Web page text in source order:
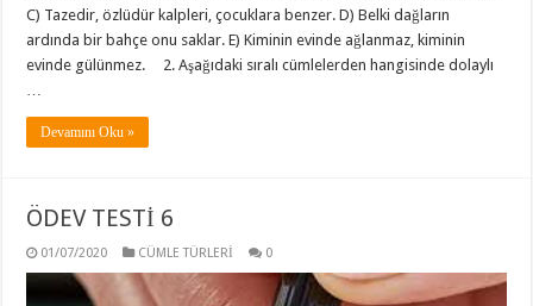
C) Tazedir, özlüdür kalpleri, çocuklara benzer. D) Belki dağların
ardında bir bahçe onu saklar. E) Kiminin evinde ağlanmaz, kiminin
evinde gülünmez. 2. Aşağıdaki sıralı cümlelerden hangisinde dolaylı
Devamını Oku »
ÖDEV TESTİ 6
01/07/2020 CÜMLE TÜRLERİ 0